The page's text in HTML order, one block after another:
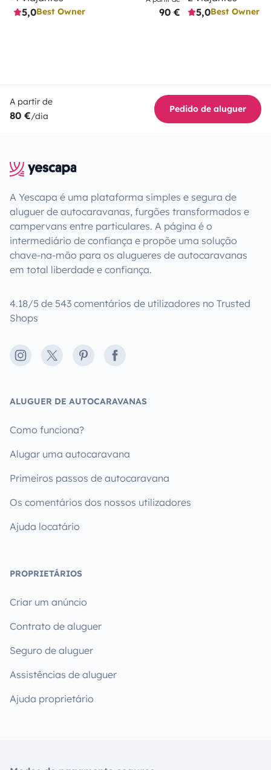
5,0Best Owner 90 €
5,0Best Owner
A partir de
80 €/dia
Pedido de aluguer
A Yescapa é uma plataforma simples e segura de
aluguer de autocaravanas, furgões transformados e
campervans entre particulares. A página é o
intermediário de confiança e propõe uma solução
chave-na-mão para os alugueres de autocaravanas
em total liberdade e confiança.
4.18/5 de 543 comentários de utilizadores no Trusted
Shops
Instagram
X PinterestFacebook
ALUGUER DE AUTOCARAVANAS
Como funciona?
Alugar uma autocaravana
Primeiros passos de autocaravana
Os comentários dos nossos utilizadores
Ajuda locatário
PROPRIETÁRIOS
Criar um anúncio
Contrato de aluguer
Seguro de aluguer
Assistências de aluguer
Ajuda proprietário